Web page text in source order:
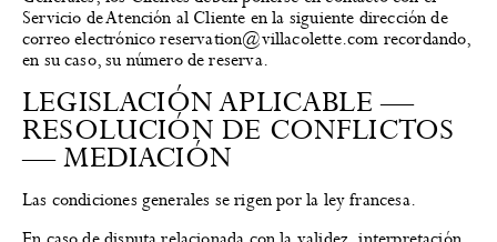
Servicio de Atención al Cliente en la siguiente dirección de
correo electrónico reservation@villacolette.com recordando,
en su caso, su número de reserva.
LEGISLACIÓN APLICABLE —
RESOLUCIÓN DE CONFLICTOS
— MEDIACIÓN
Las condiciones generales se rigen por la ley francesa.